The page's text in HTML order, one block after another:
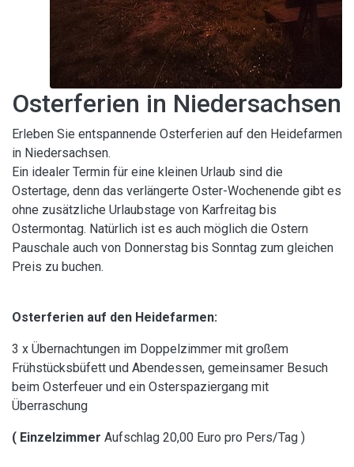
Osterferien in Niedersachsen
Erleben Sie entspannende Osterferien auf den Heidefarmen
in Niedersachsen.
Ein idealer Termin für eine kleinen Urlaub sind die
Ostertage, denn das verlängerte Oster-Wochenende gibt es
ohne zusätzliche Urlaubstage von Karfreitag bis
Ostermontag. Natürlich ist es auch möglich die Ostern
Pauschale auch von Donnerstag bis Sonntag zum gleichen
Preis zu buchen.
Osterferien auf den Heidefarmen:
3 x Übernachtungen im Doppelzimmer mit großem
Frühstücksbüfett und Abendessen, gemeinsamer Besuch
beim Osterfeuer und ein Osterspaziergang mit
Überraschung
( Einzelzimmer Aufschlag 20,00 Euro pro Pers/Tag )